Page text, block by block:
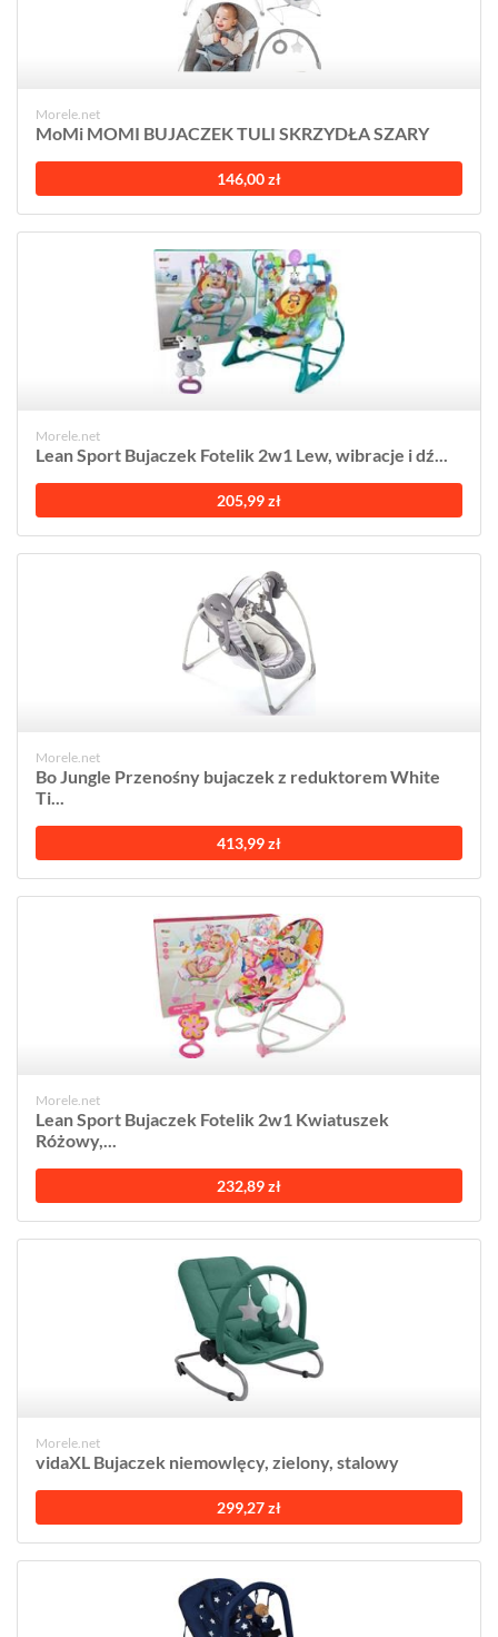
Morele.net
MoMi MOMI BUJACZEK TULI SKRZYDŁA SZARY
146,00 zł
Morele.net
Lean Sport Bujaczek Fotelik 2w1 Lew, wibracje i dź...
205,99 zł
Morele.net
Bo Jungle Przenośny bujaczek z reduktorem White
Ti...
413,99 zł
Morele.net
Lean Sport Bujaczek Fotelik 2w1 Kwiatuszek
Różowy,...
232,89 zł
Morele.net
vidaXL Bujaczek niemowlęcy, zielony, stalowy
299,27 zł